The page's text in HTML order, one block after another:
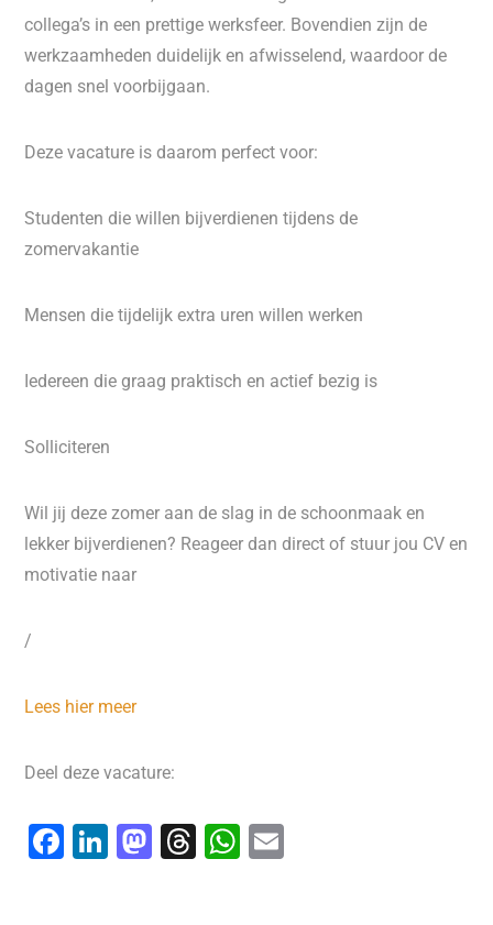
collega’s in een prettige werksfeer. Bovendien zijn de
werkzaamheden duidelijk en afwisselend, waardoor de
dagen snel voorbijgaan.
Deze vacature is daarom perfect voor:
Studenten die willen bijverdienen tijdens de
zomervakantie
Mensen die tijdelijk extra uren willen werken
Iedereen die graag praktisch en actief bezig is
Solliciteren
Wil jij deze zomer aan de slag in de schoonmaak en
lekker bijverdienen? Reageer dan direct of stuur jou CV en
motivatie naar
/
Lees hier meer
Deel deze vacature:
F
Li M T
W